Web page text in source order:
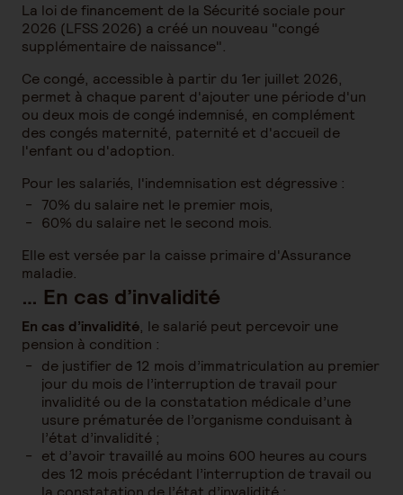
La loi de financement de la Sécurité sociale pour
2026 (LFSS 2026) a créé un nouveau "congé
supplémentaire de naissance".
Ce congé, accessible à partir du 1er juillet 2026,
permet à chaque parent d'ajouter une période d'un
ou deux mois de congé indemnisé, en complément
des congés maternité, paternité et d'accueil de
l'enfant ou d'adoption.
Pour les salariés, l'indemnisation est dégressive :
70% du salaire net le premier mois,
60% du salaire net le second mois.
Elle est versée par la caisse primaire d'Assurance
maladie.
… En cas d’invalidité
En cas d’invalidité, le salarié peut percevoir une
pension à condition :
de justifier de 12 mois d’immatriculation au premier
jour du mois de l’interruption de travail pour
invalidité ou de la constatation médicale d’une
usure prématurée de l’organisme conduisant à
l’état d’invalidité ;
et d’avoir travaillé au moins 600 heures au cours
des 12 mois précédant l’interruption de travail ou